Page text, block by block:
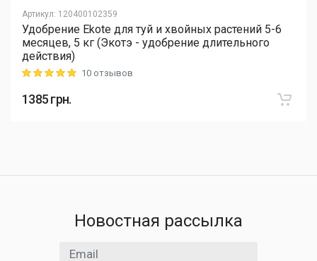
Артикул: 120400102359
Удобрение Ekote для туй и хвойных растений 5-6
месяцев, 5 кг (Экотэ - удобрение длительного
действия)
Rating: 5 out of 510 отзывов
1385грн.
Новостная рассылка
Email адрес